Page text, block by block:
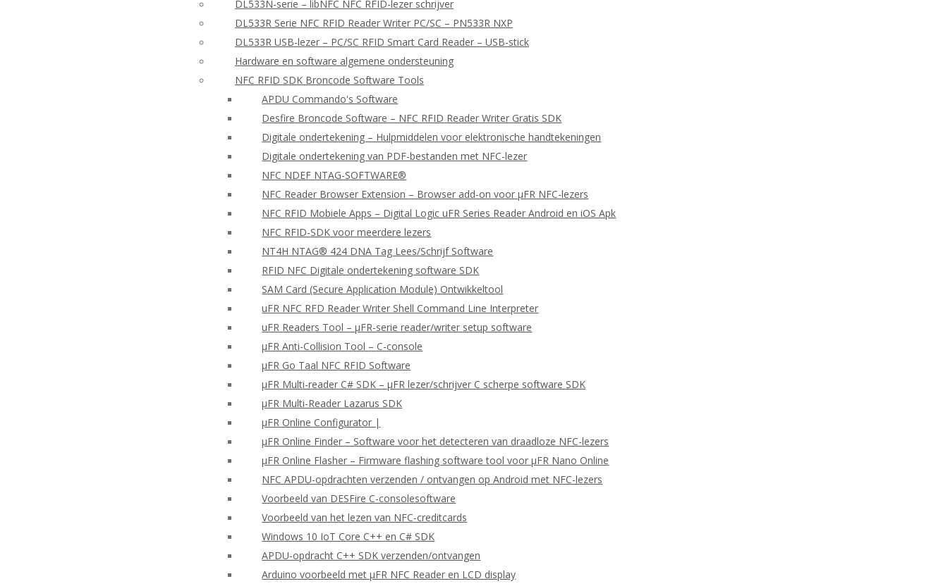
DL533N-serie – libNFC NFC RFID-lezer schrijver
DL533R Serie NFC RFID Reader Writer PC/SC – PN533R NXP
DL533R USB-lezer – PC/SC RFID Smart Card Reader – USB-stick
Hardware en software algemene ondersteuning
NFC RFID SDK Broncode Software Tools
APDU Commando's Software
Desfire Broncode Software – NFC RFID Reader Writer Gratis SDK
Digitale ondertekening – Hulpmiddelen voor elektronische handtekeningen
Digitale ondertekening van PDF-bestanden met NFC-lezer
NFC NDEF NTAG-SOFTWARE®
NFC Reader Browser Extension – Browser add-on voor μFR NFC-lezers
NFC RFID Mobiele Apps – Digital Logic uFR Series Reader Android en iOS Apk
NFC RFID-SDK voor meerdere lezers
NT4H NTAG® 424 DNA Tag Lees/Schrijf Software
RFID NFC Digitale ondertekening software SDK
SAM Card (Secure Application Module) Ontwikkeltool
uFR NFC RFD Reader Writer Shell Command Line Interpreter
uFR Readers Tool – μFR-serie reader/writer setup software
μFR Anti-Collision Tool – C-console
μFR Go Taal NFC RFID Software
μFR Multi-reader C# SDK – μFR lezer/schrijver C scherpe software SDK
μFR Multi-Reader Lazarus SDK
μFR Online Configurator |
μFR Online Finder – Software voor het detecteren van draadloze NFC-lezers
μFR Online Flasher – Firmware flashing software tool voor μFR Nano Online
NFC APDU-opdrachten verzenden / ontvangen op Android met NFC-lezers
Voorbeeld van DESFire C-consolesoftware
Voorbeeld van het lezen van NFC-creditcards
Windows 10 IoT Core C++ en C# SDK
APDU-opdracht C++ SDK verzenden/ontvangen
Arduino voorbeeld met μFR NFC Reader en LCD display